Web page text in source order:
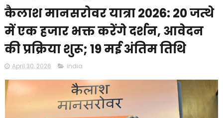
कैलाश मानसरोवर यात्रा 2026: 20 जत्थे
में एक हजार भक्त करेंगे दर्शन, आवेदन
की प्रक्रिया शुरू; 19 मई अंतिम तिथि
April 30, 2026 india